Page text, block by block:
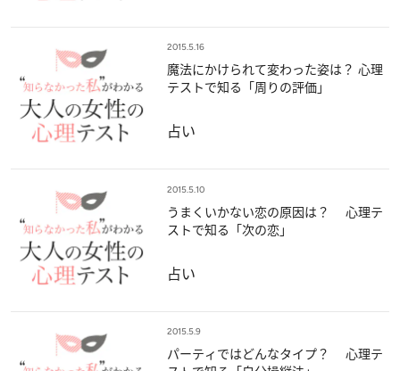
2015.5.16
魔法にかけられて変わった姿は？ 心理
テストで知る「周りの評価」
占い
2015.5.10
うまくいかない恋の原因は？ 心理テ
ストで知る「次の恋」
占い
2015.5.9
パーティではどんなタイプ？ 心理テ